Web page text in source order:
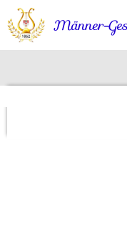
Zum
Hauptinhalt